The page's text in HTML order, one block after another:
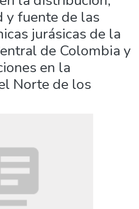
y fuente de las
jurásicas de la
de Colombia y
en la
Norte de los